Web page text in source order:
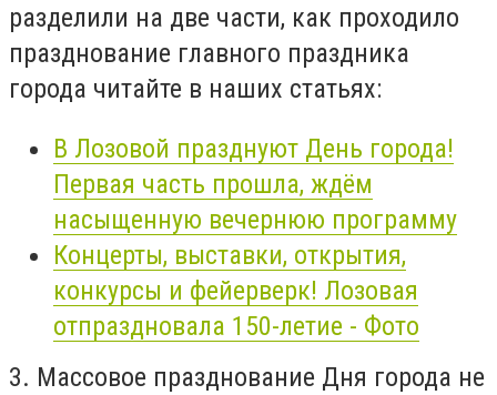
разделили на две части, как проходило
празднование главного праздника
города читайте в наших статьях:
В Лозовой празднуют День города!
Первая часть прошла, ждём
насыщенную вечернюю программу
Концерты, выставки, открытия,
конкурсы и фейерверк! Лозовая
отпраздновала 150-летие - Фото
3. Массовое празднование Дня города не